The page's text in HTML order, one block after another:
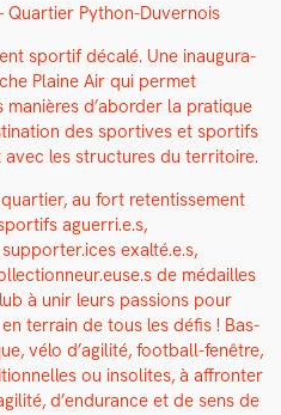
Python-Duver­nois
sportif décalé. Une inau­gu­ra­
Plaine Air qui per­met
manières d’aborder la pra­tique
des sportives et sportifs
les struc­tures du ter­ri­toire.
au fort reten­tisse­ment
aguerri.e.s,
exalté.e.s,
de médailles
à unir leurs pas­sions pour
ter­rain de tous les défis ! Bas­
vélo d’agilité, foot­ball-fenêtre,
ou inso­lites, à affron­ter
d’endurance et de sens de